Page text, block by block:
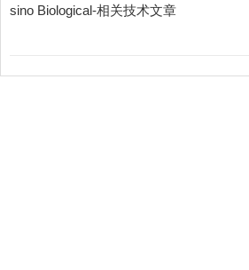
sino Biological-相关技术文章